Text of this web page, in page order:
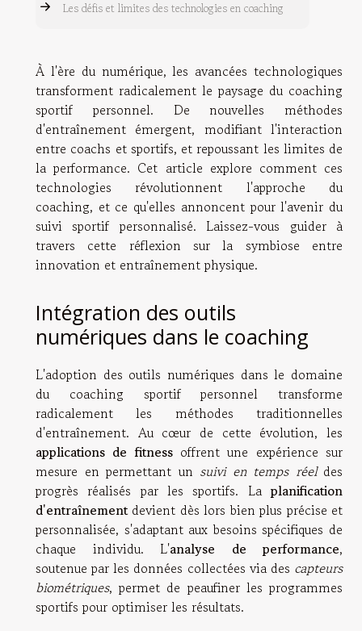
Les défis et limites des technologies en coaching
À l'ère du numérique, les avancées technologiques
transforment radicalement le paysage du coaching
sportif personnel. De nouvelles méthodes
d'entraînement émergent, modifiant l'interaction
entre coachs et sportifs, et repoussant les limites de
la performance. Cet article explore comment ces
technologies révolutionnent l'approche du
coaching, et ce qu'elles annoncent pour l'avenir du
suivi sportif personnalisé. Laissez-vous guider à
travers cette réflexion sur la symbiose entre
innovation et entraînement physique.
Intégration des outils
numériques dans le coaching
L'adoption des outils numériques dans le domaine
du coaching sportif personnel transforme
radicalement les méthodes traditionnelles
d'entraînement. Au cœur de cette évolution, les
applications de fitnessoffrent une expérience sur
mesure en permettant un suivi en temps réeldes
progrès réalisés par les sportifs. La planification
d'entraînementdevient dès lors bien plus précise et
personnalisée, s'adaptant aux besoins spécifiques de
chaque individu. L'analyse de performance,
soutenue par les données collectées via des capteurs
biométriques, permet de peaufiner les programmes
sportifs pour optimiser les résultats.